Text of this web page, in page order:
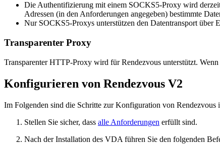
Die Authentifizierung mit einem SOCKS5-Proxy wird
Adressen (in den Anforderungen angegeben) bestimmte
Nur SOCKS5-Proxys unterstützen den Datentransport
Transparenter Proxy
Transparenter HTTP-Proxy wird für Rendezvous unterstützt.
Konfigurieren von Rendezvous V2
Im Folgenden sind die Schritte zur Konfiguration von Rendezvous
Stellen Sie sicher, dass alle Anforderungen erfüllt sind.
Nach der Installation des VDA führen Sie den folgenden